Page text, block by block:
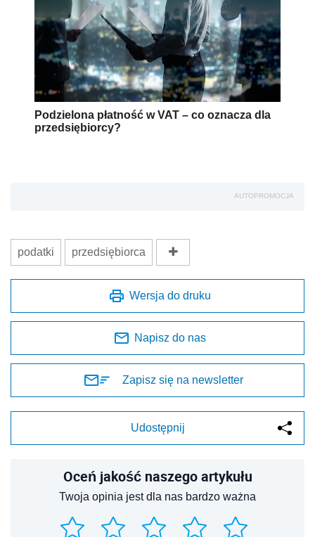
Podzielona płatność w VAT – co oznacza dla
przedsiębiorcy?
AUTOPROMOCJA
podatki przedsiębiorca
Wersja do druku
Napisz do nas
Zapisz się na newsletter
Udostępnij
Oceń jakość naszego artykułu
Twoja opinia jest dla nas bardzo ważna